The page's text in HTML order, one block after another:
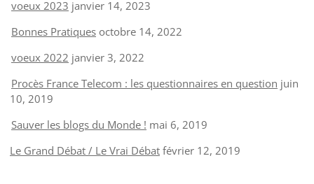
voeux 2023 janvier 14, 2023
Bonnes Pratiques octobre 14, 2022
voeux 2022 janvier 3, 2022
Procès France Telecom : les questionnaires en question juin
10, 2019
Sauver les blogs du Monde ! mai 6, 2019
Le Grand Débat / Le Vrai Débat février 12, 2019